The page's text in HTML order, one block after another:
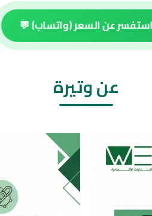
استفسر عن السعر (واتساب) 💬
عن وتيرة